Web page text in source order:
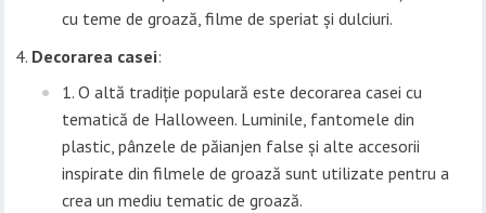
cu teme de groază, filme de speriat și dulciuri.
Decorarea casei:
O altă tradiție populară este decorarea casei cu
tematică de Halloween. Luminile, fantomele din
plastic, pânzele de păianjen false și alte accesorii
inspirate din filmele de groază sunt utilizate pentru a
crea un mediu tematic de groază.